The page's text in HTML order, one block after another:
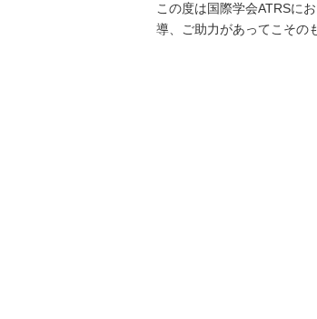
この度は国際学会ATRSに
導、ご助力があってこその